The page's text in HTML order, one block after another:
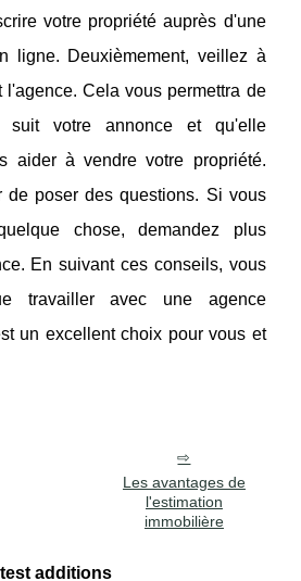
votre propriété auprès d'une
ligne. Deuxièmement, veillez à
l'agence. Cela vous permettra de
suit votre annonce et qu'elle
aider à vendre votre propriété.
de poser des questions. Si vous
chose, demandez plus
En suivant ces conseils, vous
travailler avec une agence
un excellent choix pour vous et
Les avantages de
l'estimation
immobilière
additions